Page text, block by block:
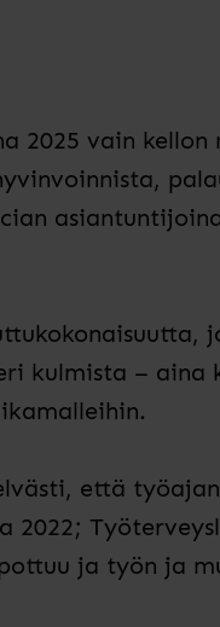
2025 vain
kulmista – aina
että
2022;
ja työn ja